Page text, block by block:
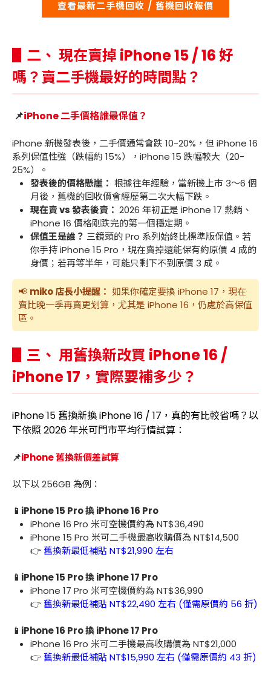
查看最新二手機回收 / 舊機回收報價
▋二、 現在賣掉 iPhone 15 / 16 好
嗎？賣二手機最好的時間點？
📌iPhone 二手價格誰最保值？
iPhone 新機發表後，二手價通常會跌 10-20%，但 iPhone 16
系列保值性強（跌幅約 15%），iPhone 15 跌幅較大（20-
25%）。
發表後的價格懸崖： 根據往年經驗，當新機上市 3～6 個
月後，舊機的回收價會經歷第二次大幅下跌。
現在賣 vs 發表後賣： 2026 年初正是 iPhone 17 熱銷、
iPhone 16 價格剛跌完的第一個穩定期。
保值王是誰？ 三鏡頭的 Pro 系列始終比標準版保值。若
你手持 iPhone 15 Pro，現在賣掉還能保有約原價 4 成的
身價；若再等半年，可能只剩下不到原價 3 成。
📢 miko 店長小提醒： 如果你確定要換 iPhone 17，現在
賣比晚一季再賣更划算，尤其是 iPhone 16，仍處於高保值
區。
▋三、 用舊換新改買 iPhone 16 /
iPhone 17，實際要補多少？
iPhone 15 舊換新換 iPhone 16 / 17，真的有比較省嗎？以
下依照 2026 年米可門市平均行情試算：
📌iPhone 舊換新價差試算
以下以 256GB 為例：
📱iPhone 15 Pro 換 iPhone 16 Pro
iPhone 16 Pro 米可空機價約為 NT$36,490
iPhone 15 Pro 米可二手機最高收購價為 NT$14,500
👉舊換新最低補貼 NT$21,990 左右
📱iPhone 15 Pro 換 iPhone 17 Pro
iPhone 17 Pro 米可空機價約為 NT$36,990
👉舊換新最低補貼 NT$22,490 左右 (僅需原價約 56 折)
📱iPhone 16 Pro 換 iPhone 17 Pro
iPhone 16 Pro 米可二手機最高收購價為 NT$21,000
👉舊換新最低補貼 NT$15,990 左右 (僅需原價約 43 折)